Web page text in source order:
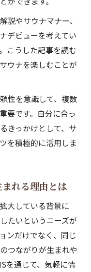
説やサウナマナー、
デビューを考えてい
こうした記事を読む
ウナを楽しむことが
性を意識して、複数
要です。自分に合っ
きっかけとして、サ
を積極的に活用しま
れる理由とは
大している背景に
たいというニーズが
ンだけでなく、同じ
つながりが生まれや
を通じて、気軽に情